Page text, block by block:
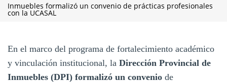
Inmuebles formalizó un convenio de prácticas profesionales
con la UCASAL
En el marco del programa de fortalecimiento académico
y vinculación institucional, la Dirección Provincial de
Inmuebles (DPI) formalizó un convenio de